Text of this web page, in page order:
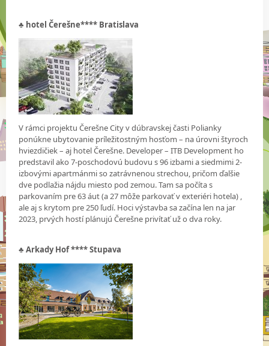
♣ hotel Čerešne**** Bratislava
V rámci projektu Čerešne City v dúbravskej časti Polianky
ponúkne ubytovanie príležitostným hosťom – na úrovni štyroch
hviezdičiek – aj hotel Čerešne. Developer – ITB Development ho
predstavil ako 7-poschodovú budovu s 96 izbami a siedmimi 2-
izbovými apartmánmi so zatrávnenou strechou, pričom ďalšie
dve podlažia nájdu miesto pod zemou. Tam sa počíta s
parkovaním pre 63 áut (a 27 môže parkovať v exteriéri hotela) ,
ale aj s krytom pre 250 ľudí. Hoci výstavba sa začína len na jar
2023, prvých hostí plánujú Čerešne privítať už o dva roky.
♣Arkady Hof **** Stupava